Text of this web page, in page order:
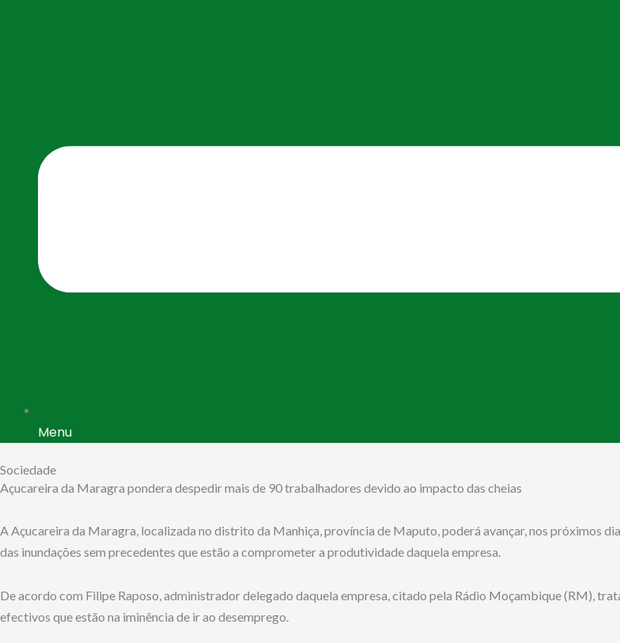
Menu
Sociedade
Açucareira da Maragra pondera despedir mais de 90 trabalhadores devido ao impacto das cheias
A Açucareira da Maragra, localizada no distrito da Manhiça, província de Maputo, poderá avançar, nos próximos
das inundações sem precedentes que estão a comprometer a produtividade daquela empresa.
De acordo com Filipe Raposo, administrador delegado daquela empresa, citado pela Rádio Moçambique (RM),
efectivos que estão na iminência de ir ao desemprego.